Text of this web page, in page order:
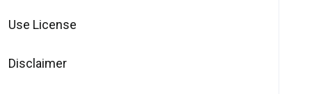
Use License
Disclaimer